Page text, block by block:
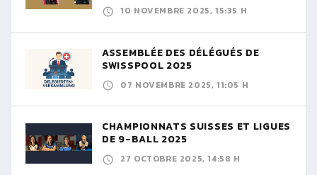
10 NOVEMBRE 2025, 15:35 H
ASSEMBLÉE DES DÉLÉGUÉS DE
SWISSPOOL 2025
07 NOVEMBRE 2025, 11:05 H
CHAMPIONNATS SUISSES ET LIGUES
DE 9-BALL 2025
27 OCTOBRE 2025, 14:58 H